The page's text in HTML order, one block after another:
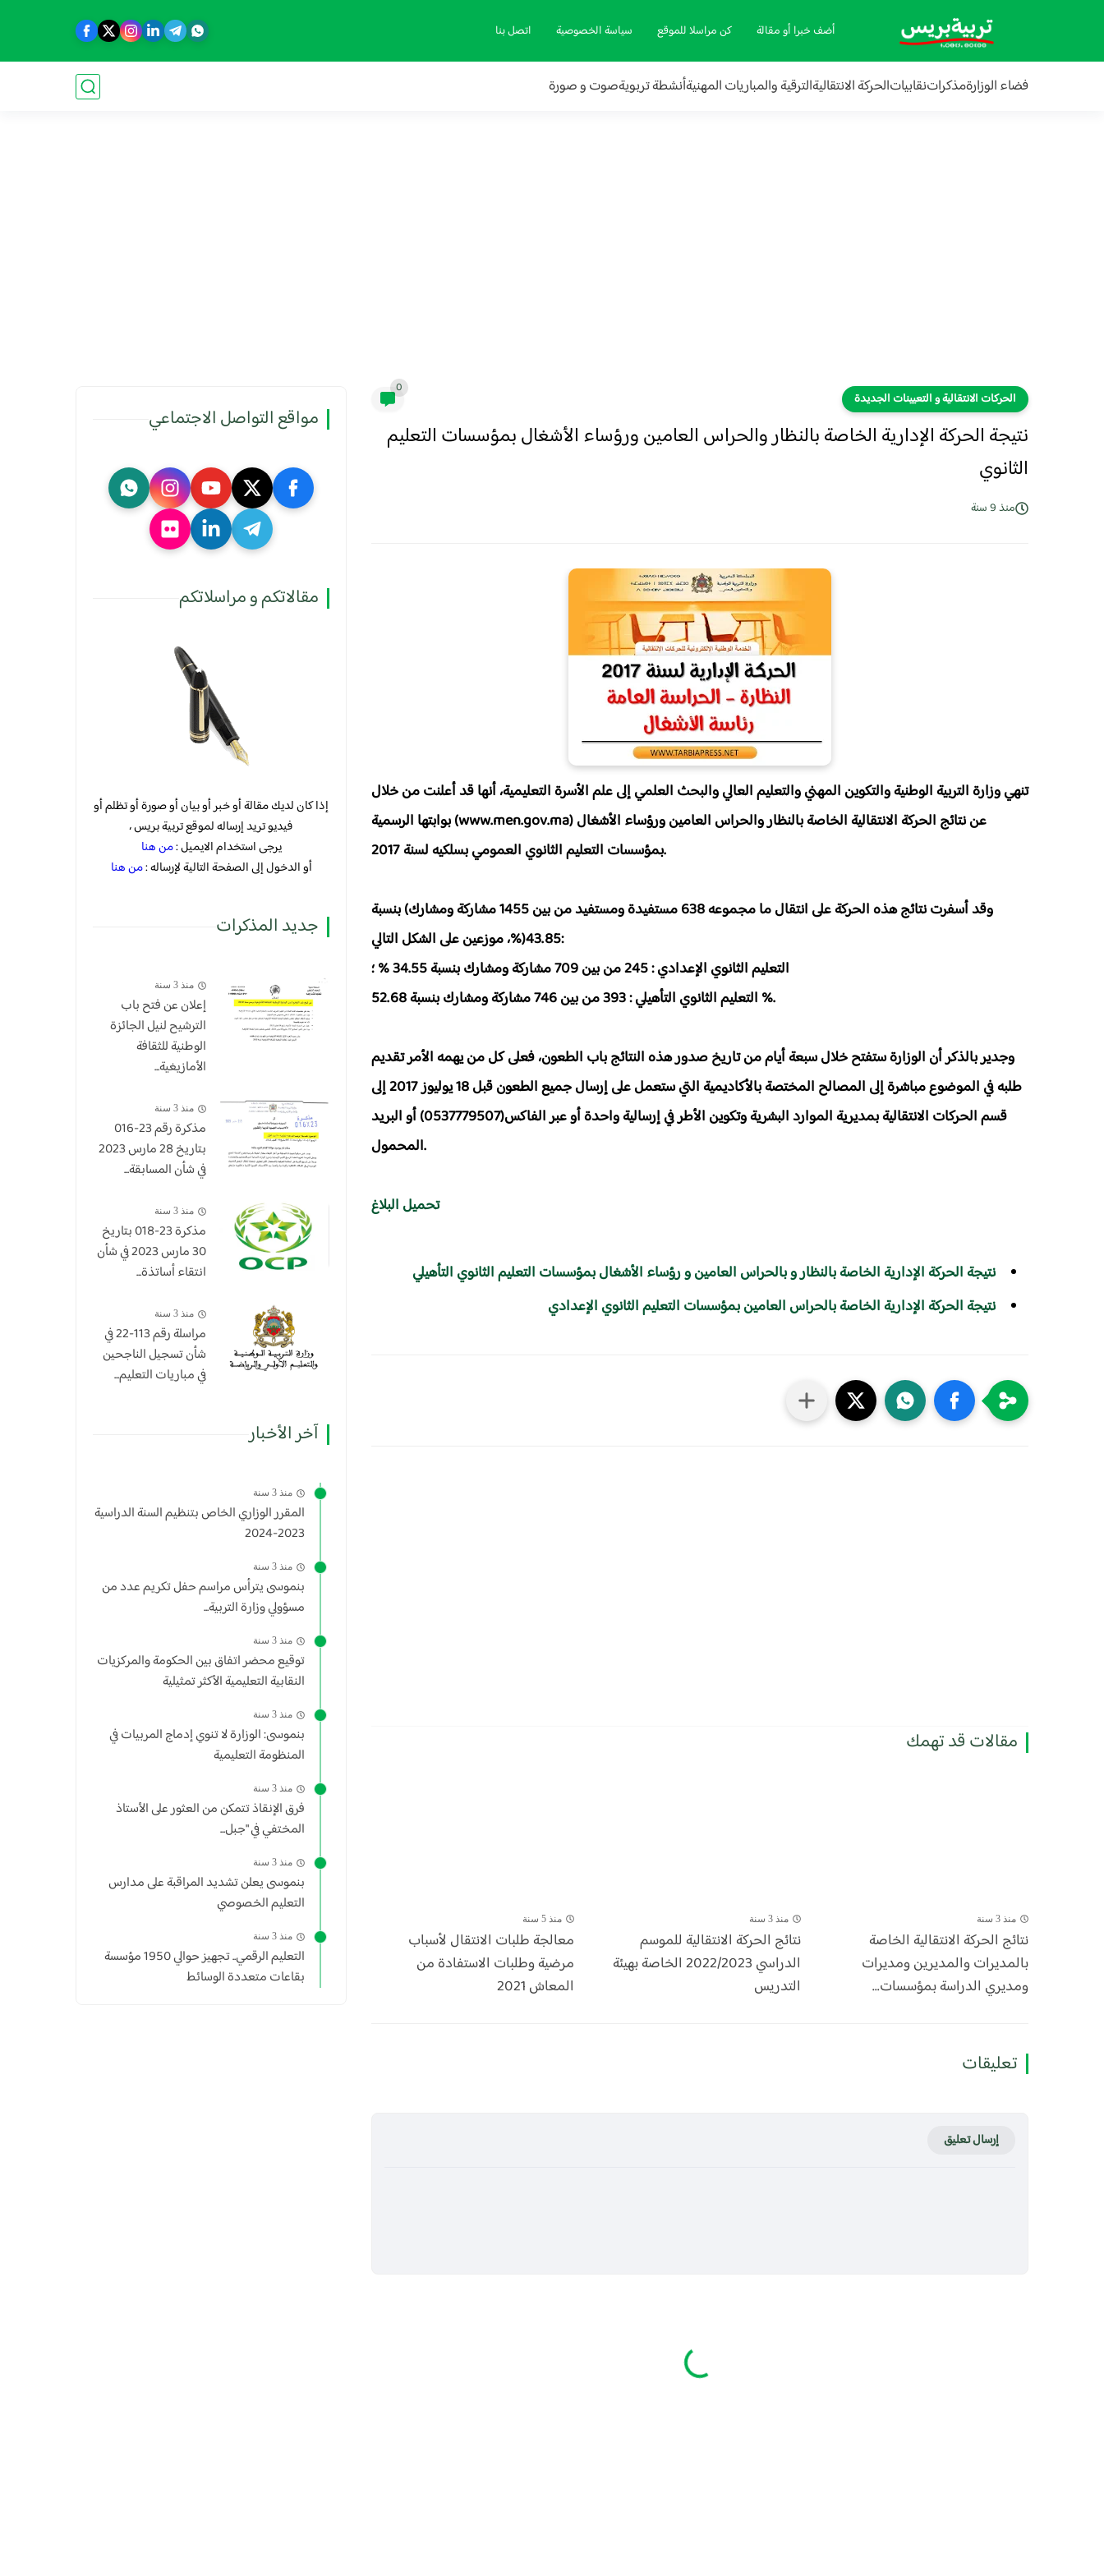
أضف خبرا أو مقالة كن مراسلا للموقع سياسة الخصوصية اتصل بنا
فضاء الوزارةمذكراتنقابياتالحركة الانتقاليةالترقية والمباريات المهنيةأنشطة تربويةصوت و صورة
الحركات الانتقالية و التعيينات الجديدة
0
​نتيجة الحركة الإدارية الخاصة بالنظار والحراس العامين ورؤساء الأشغال بمؤسسات التعليم
الثانوي
منذ 9 سنة
تنهي وزارة التربية الوطنية والتكوين المهني والتعليم العالي والبحث العلمي إلى علم الأسرة التعليمية، أنها قد أعلنت من خلال
بوابتها الرسمية (www.men.gov.ma) عن نتائج الحركة الانتقالية الخاصة بالنظار والحراس العامين ورؤساء الأشغال
بمؤسسات التعليم الثانوي العمومي بسلكيه لسنة 2017.
وقد أسفرت نتائج هذه الحركة على انتقال ما مجموعه 638 مستفيدة ومستفيد من بين 1455 مشاركة ومشارك) بنسبة
43.85(%، موزعين على الشكل التالي:
التعليم الثانوي الإعدادي : 245 من بين 709 مشاركة ومشارك بنسبة 34.55 % ؛
التعليم الثانوي التأهيلي : 393 من بين 746 مشاركة ومشارك بنسبة 52.68 %.
وجدير بالذكر أن الوزارة ستفتح خلال سبعة أيام من تاريخ صدور هذه النتائج باب الطعون، فعلى كل من يهمه الأمر تقديم
طلبه في الموضوع مباشرة إلى المصالح المختصة بالأكاديمية التي ستعمل على إرسال جميع الطعون قبل 18 يوليوز 2017 إلى
قسم الحركات الانتقالية بمديرية الموارد البشرية وتكوين الأطر في إرسالية واحدة أو عبر الفاكس(0537779507) أو البريد
المحمول.
تحميل البلاغ
​نتيجة الحركة الإدارية الخاصة بالنظار و بالحراس العامين و رؤساء الأشغال بمؤسسات التعليم الثانوي التأهيلي
​نتيجة الحركة الإدارية الخاصة بالحراس العامين بمؤسسات التعليم الثانوي الإعدادي
مقالات قد تهمك
منذ 3 سنة
نتائج الحركة الانتقالية الخاصة
بالمديرات والمديرين ومديرات
ومديري الدراسة بمؤسسات...
منذ 3 سنة
نتائج الحركة الانتقالية للموسم
الدراسي 2022/2023 الخاصة بهيئة
التدريس
منذ 5 سنة
معالجة طلبات الانتقال لأسباب
مرضية وطلبات الاستفادة من
المعاش 2021
تعليقات
إرسال تعليق
مواقع التواصل الاجتماعي
مقالاتكم و مراسلاتكم
إذا كان لديك مقالة أو خبر أو بيان أو صورة أو تظلم أو
فيديو تريد إرساله لموقع تربية بريس ،
يرجى استخدام الايميل :من هنا
أو الدخول إلى الصفحة التالية لإرساله :من هنا
جديد المذكرات
منذ 3 سنة
إعلان عن فتح باب
الترشيح لنيل الجائزة
الوطنية للثقافة
الأمازيغية...
منذ 3 سنة
مذكرة رقم 23-016
بتاريخ 28 مارس 2023
في شأن المسابقة...
منذ 3 سنة
​مذكرة 23-018 بتاريخ
30 مارس 2023 في شأن
انتقاء أساتذة...
منذ 3 سنة
مراسلة رقم 113-22 في
شأن تسجيل الناجحين
في مباريات التعليم...
آخر الأخبار
منذ 3 سنة
المقرر الوزاري الخاص بتنظيم السنة الدراسية
2023-2024
منذ 3 سنة
بنموسى يترأس مراسم حفل تكريم عدد من
مسؤولي وزارة التربية...
منذ 3 سنة
توقيع محضر اتفاق بين الحكومة والمركزيات
النقابية التعليمية الأكثر تمثيلية
منذ 3 سنة
بنموسى: الوزارة لا تنوي إدماج المربيات في
المنظومة التعليمية
منذ 3 سنة
فرق الإنقاذ تتمكن من العثور على الأستاذ
المختفي في "جبل...
منذ 3 سنة
بنموسى يعلن تشديد المراقبة على مدارس
التعليم الخصوصي
منذ 3 سنة
التعليم الرقمي.. تجهيز حوالي 1950 مؤسسة
بقاعات متعددة الوسائط